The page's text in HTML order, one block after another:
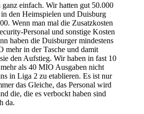
ganz einfach. Wir hatten gut 50.000
in den Heimspielen und Duisburg
Wenn man mal die Zusatzkosten
Personal und sonstige Kosten
haben die Duisburger mindestens
mehr in der Tasche und damit
den Aufstieg. Wir haben in fast 10
als 40 MIO Ausgaben nicht
in Liga 2 zu etablieren. Es ist nur
das Gleiche, das Personal wird
die, die es verbockt haben sind
da.